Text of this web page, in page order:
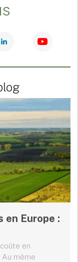
en Europe :
en
Au même